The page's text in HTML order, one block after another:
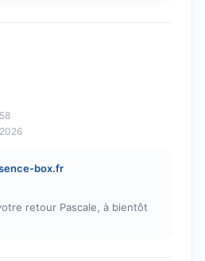
box.fr
retour Pascale, à bientôt